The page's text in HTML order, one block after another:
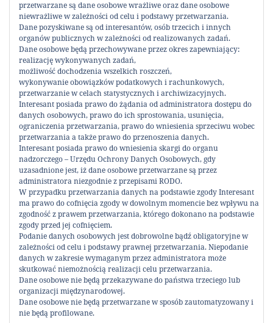
zawsze jest to przygotowanie produktu,
który od strony prawnej był wcześniej
odpadem – przedmiotem niepotrzebnym
obecnemu użytkownikowi. Jest to
podstawowa zasada: nie wszystko co zostaje
przyniesione przez mieszkańca w dobrej
wierze jako rzecz nadająca się do Galerii
spełnia kryterium możliwości dalszego
użytkowania. Podsumowując, 1. nie
wszystkie dostarczone przedmioty mogą być
przygotowane do dalszego użytkowania
bezpośrednio po dostarczeniu przez
mieszkańca - są odstawiane do magazynu w
oczekiwaniu na przygotowanie i
wystawienie w kolejnych edycjach Galerii.
2. nawet te magazynowane, po
przygotowaniu podlega dalszej selekcji, a
następnie odrzuceniu nawet jeśli są
kompletne (ze względu na znaczny stopień
zużycia, porysowania, mikrouszkodzenia,
znaczną niekompletność względem
oryginału, wiedzy, że nie cieszą się
przetwarzane są dane osobowe wrażliwe oraz dane osobowe
niewrażliwe w zależności od celu i podstawy przetwarzania.
Dane pozyskiwane są od interesantów, osób trzecich i innych
organów publicznych w zależności od realizowanych zadań.
Dane osobowe będą przechowywane przez okres zapewniający:
realizację wykonywanych zadań,
możliwość dochodzenia wszelkich roszczeń,
wykonywanie obowiązków podatkowych i rachunkowych,
przetwarzanie w celach statystycznych i archiwizacyjnych.
Interesant posiada prawo do żądania od administratora dostępu do
danych osobowych, prawo do ich sprostowania, usunięcia,
ograniczenia przetwarzania, prawo do wniesienia sprzeciwu wobec
przetwarzania a także prawo do przenoszenia danych.
Interesant posiada prawo do wniesienia skargi do organu
nadzorczego – Urzędu Ochrony Danych Osobowych, gdy
uzasadnione jest, iż dane osobowe przetwarzane są przez
administratora niezgodnie z przepisami RODO.
W przypadku przetwarzania danych na podstawie zgody Interesant
ma prawo do cofnięcia zgody w dowolnym momencie bez wpływu na
zgodność z prawem przetwarzania, którego dokonano na podstawie
zgody przed jej cofnięciem.
Podanie danych osobowych jest dobrowolne bądź obligatoryjne w
zależności od celu i podstawy prawnej przetwarzania. Niepodanie
danych w zakresie wymaganym przez administratora może
skutkować niemożnością realizacji celu przetwarzania.
Dane osobowe nie będą przekazywane do państwa trzeciego lub
organizacji międzynarodowej.
Dane osobowe nie będą przetwarzane w sposób zautomatyzowany i
nie będą profilowane.